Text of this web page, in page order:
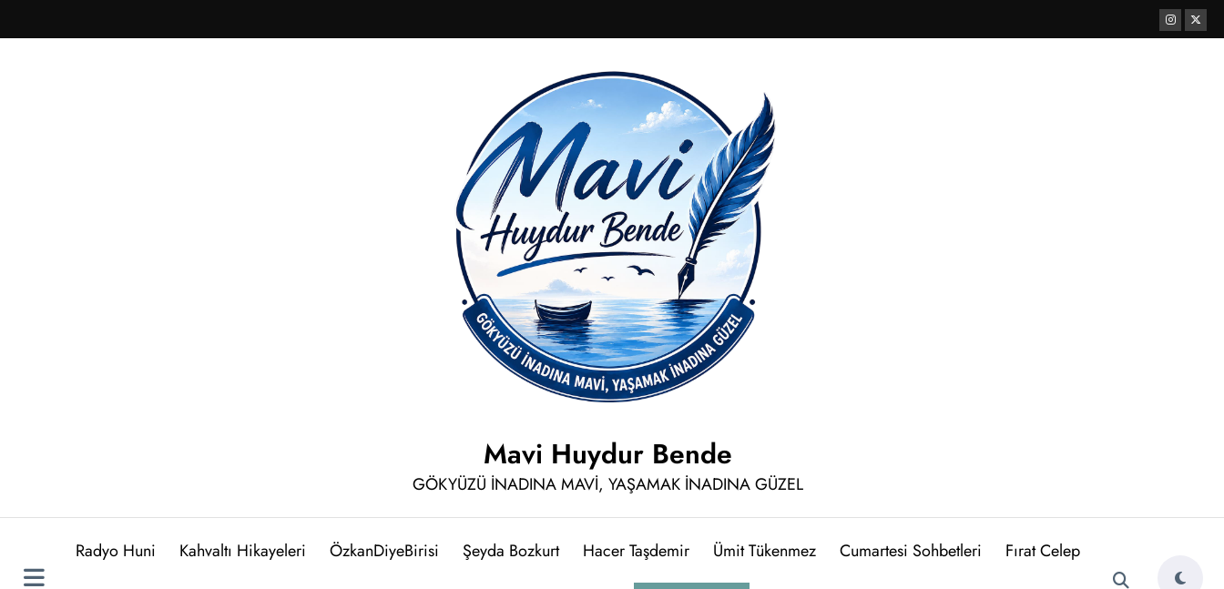
atla
Mavi Huydur Bende
GÖKYÜZÜ İNADINA MAVİ, YAŞAMAK İNADINA GÜZEL
Radyo Huni Kahvaltı Hikayeleri ÖzkanDiyeBirisi Şeyda Bozkurt Hacer Taşdemir Ümit Tükenmez Cumartesi Sohbetleri Fırat Celep